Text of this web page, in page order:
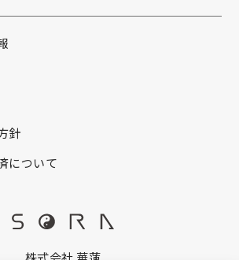
針
について